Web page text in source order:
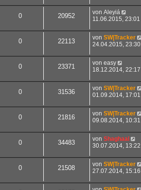
0 20952 von Aleyiá
11.06.2015, 23:01
0 22113 von SW|Tracker
24.04.2015, 23:30
0 23371 von easy
18.12.2014, 22:17
0 31536 von SW|Tracker
01.09.2014, 17:01
0 21816 von SW|Tracker
09.08.2014, 10:31
0 34483 von Shaghaal
30.07.2014, 13:22
0 21508 von SW|Tracker
27.07.2014, 15:16